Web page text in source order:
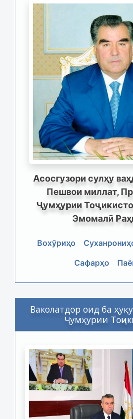
Асосгузори сулҳу
Пешвои миллат,
Ҷумҳурии
Эмомалӣ
Вохӯриҳо
Сафарҳо
Ваколатдор оид ба
Ҷумҳурии